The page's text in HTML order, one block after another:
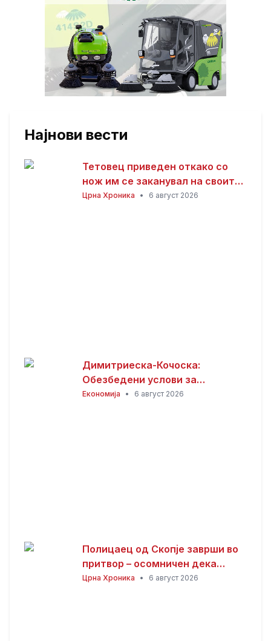
Најнови вести
Тетовец приведен откако со
нож им се заканувал на своите
родители откако не му дале
Црна Хроника • 6 август 2026
Димитриеска-Кочоска:
Обезбедени услови за
продолжување на изградбата
Економија • 6 август 2026
Полицаец од Скопје заврши во
притвор – осомничен дека
присвоил пари од сообраќајни
Црна Хроника • 6 август 2026